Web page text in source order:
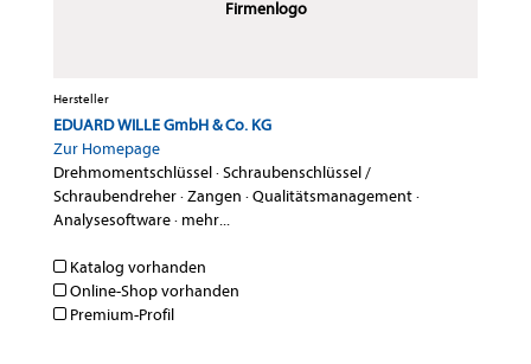
Firmenlogo
Hersteller
EDUARD WILLE GmbH & Co. KG
Zur Homepage
Drehmomentschlüssel·Schraubenschlüssel /
Schraubendreher·Zangen ·Qualitätsmanagement·
Analysesoftware· mehr...
Katalog vorhanden
Online-Shop vorhanden
Premium-Profil